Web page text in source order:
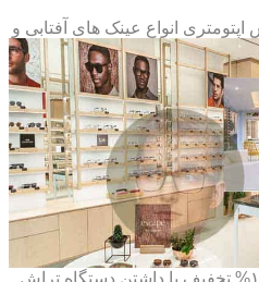
اپتومتری انواع عینک های آفتابی و
طبی با عدسی های روز دنیا با ۱۰% تخفیف با داشتن دستگاه تراش